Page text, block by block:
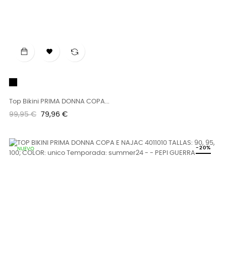

Top Bikini PRIMA DONNA COPA...
Precio
99,95 € Precio
79,96 €
NUEVO -20%